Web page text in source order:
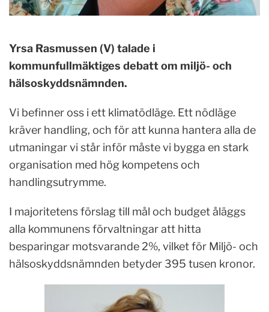
Yrsa Rasmussen (V) talade i
kommunfullmäktiges debatt om miljö- och
hälsoskyddsnämnden.
Vi befinner oss i ett klimatödläge. Ett nödläge
kräver handling, och för att kunna hantera alla de
utmaningar vi står inför måste vi bygga en stark
organisation med hög kompetens och
handlingsutrymme.
I majoritetens förslag till mål och budget åläggs
alla kommunens förvaltningar att hitta
besparingar motsvarande 2%, vilket för Miljö- och
hälsoskyddsnämnden betyder 395 tusen kronor.